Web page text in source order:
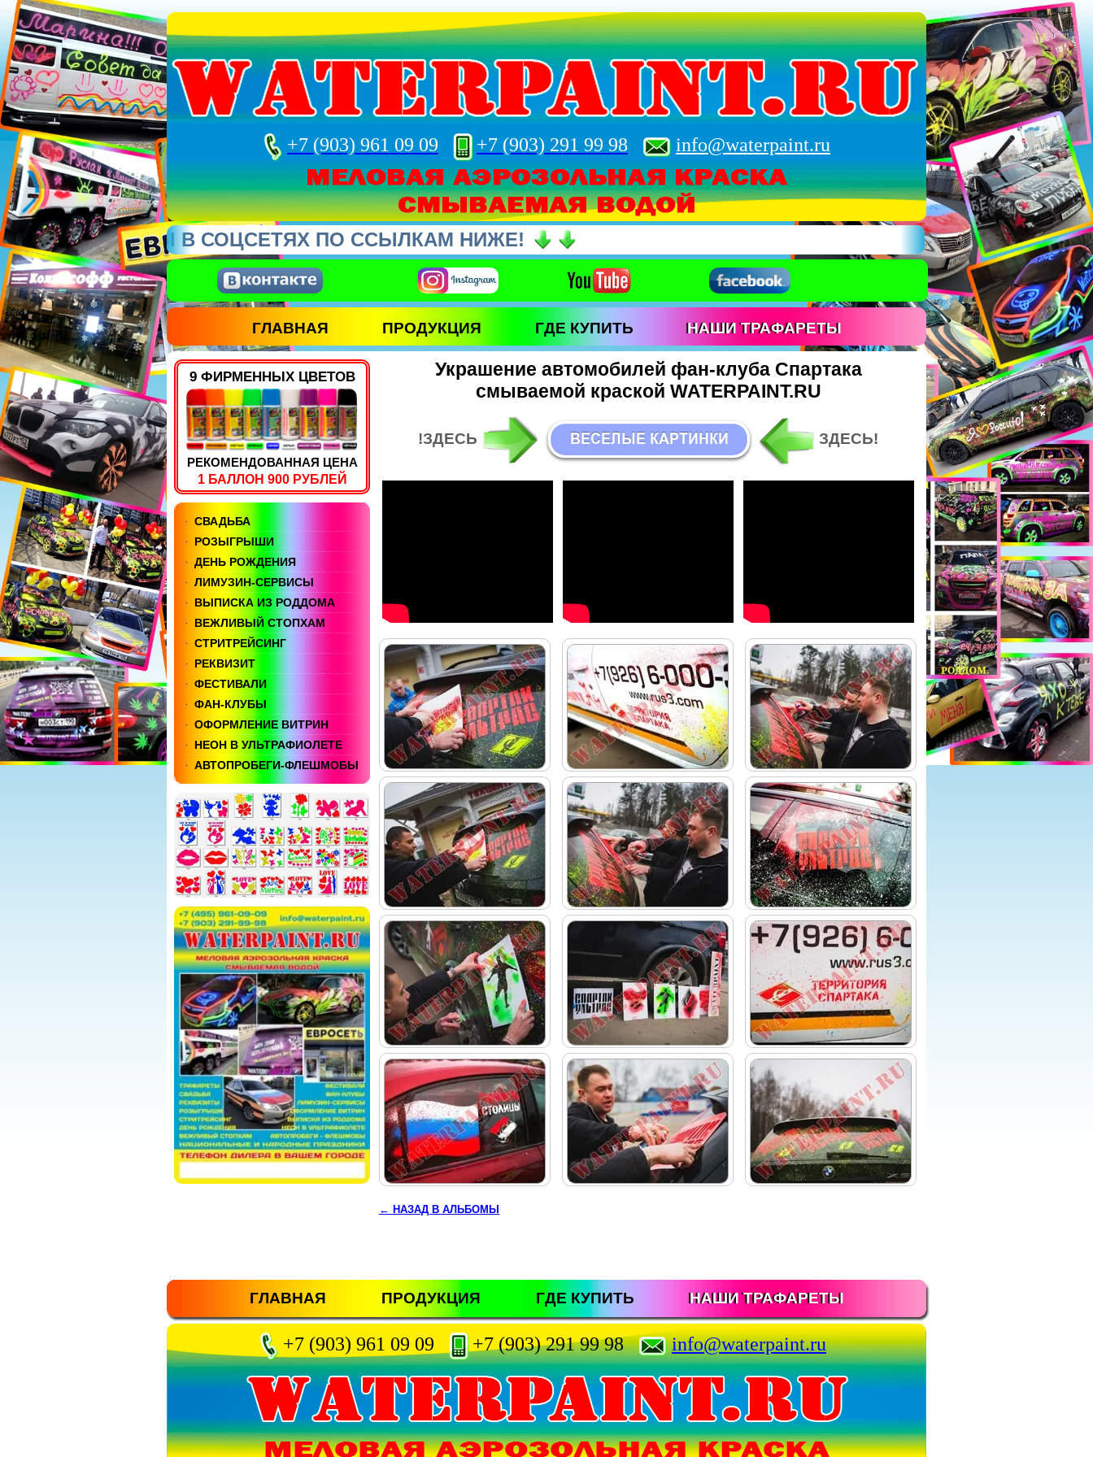
а"/>
+7 (903) 961 09 09 +7 (903) 291 99 98 info@waterpaint.ru
ГРУППЫ В СОЦСЕТЯХ ПО ССЫЛКАМ НИЖЕ!
ГЛАВНАЯ ПРОДУКЦИЯ ГДЕ КУПИТЬ НАШИ ТРАФАРЕТЫ
9 ФИРМЕННЫХ ЦВЕТОВ
РЕКОМЕНДОВАННАЯ ЦЕНА
1 БАЛЛОН 900 РУБЛЕЙ
СВАДЬБА
РОЗЫГРЫШИ
ДЕНЬ РОЖДЕНИЯ
ЛИМУЗИН-СЕРВИСЫ
ВЫПИСКА ИЗ РОДДОМА
ВЕЖЛИВЫЙ СТОПХАМ
СТРИТРЕЙСИНГ
РЕКВИЗИТ
ФЕСТИВАЛИ
ФАН-КЛУБЫ
ОФОРМЛЕНИЕ ВИТРИН
НЕОН В УЛЬТРАФИОЛЕТЕ
АВТОПРОБЕГИ-ФЛЕШМОБЫ
Украшение автомобилей фан-клуба Спартака
смываемой краской WATERPAINT.RU
!ЗДЕСЬ ЗДЕСЬ!
← НАЗАД В АЛЬБОМЫ
ГЛАВНАЯ ПРОДУКЦИЯ ГДЕ КУПИТЬ НАШИ ТРАФАРЕТЫ
+7 (903) 961 09 09 +7 (903) 291 99 98 info@waterpaint.ru